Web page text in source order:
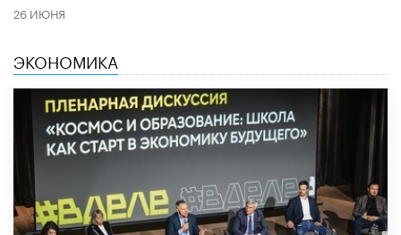
26 ИЮНЯ
ЭКОНОМИКА